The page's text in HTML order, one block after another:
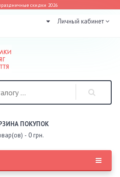
скидки 2026
Личный кабинет
ПОКУПОК
- 0 грн.